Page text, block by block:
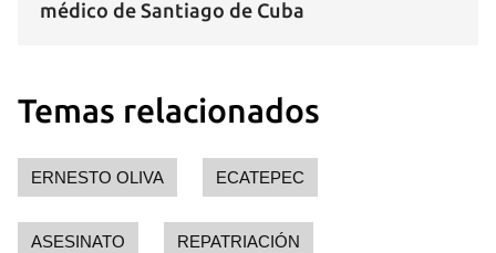
Guardar como favorito
iniciar sesión con tu cuenta de 14ymedio.
médico de Santiago de Cuba
Temas relacionados
ERNESTO OLIVA ECATEPEC
ASESINATO REPATRIACIÓN